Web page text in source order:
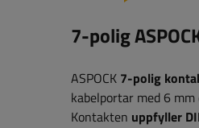
7-polig
ASPOCK 7-polig
kabelportar med 6
Kontakten uppfyller